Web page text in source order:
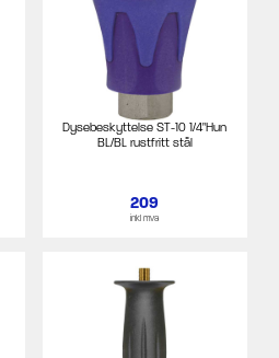
Dysebeskyttelse ST-10 1/4"Hun
BL/BL rustfritt stål
209
inkl mva